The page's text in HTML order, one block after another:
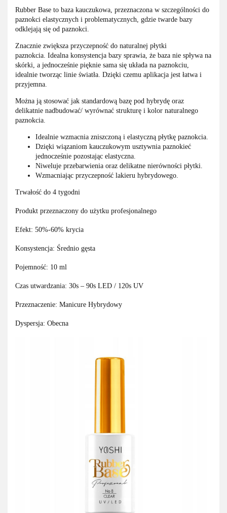
Rubber Base to baza kauczukowa, przeznaczona w szczególności do
paznokci elastycznych i problematycznych, gdzie twarde bazy
odklejają się od paznokci.
Znacznie zwiększa przyczepność do naturalnej płytki
paznokcia. Idealna konsystencja bazy sprawia, że baza nie spływa na
skórki, a jednocześnie pięknie sama się układa na paznokciu,
idealnie tworząc linie światła. Dzięki czemu aplikacja jest łatwa i
przyjemna.
Można ją stosować jak standardową bazę pod hybrydę oraz
delikatnie nadbudować/ wyrównać strukturę i kolor naturalnego
paznokcia.
Idealnie wzmacnia zniszczoną i elastyczną płytkę paznokcia.
Dzięki wiązaniom kauczukowym usztywnia paznokieć
jednocześnie pozostając elastyczna.
Niweluje przebarwienia oraz delikatne nierówności płytki.
Wzmacniając przyczepność lakieru hybrydowego.
Trwałość do 4 tygodni
Produkt przeznaczony do użytku profesjonalnego
Efekt: 50%-60% krycia
Konsystencja: Średnio gęsta
Pojemność: 10 ml
Czas utwardzania: 30s – 90s LED / 120s UV
Przeznaczenie: Manicure Hybrydowy
Dyspersja: Obecna